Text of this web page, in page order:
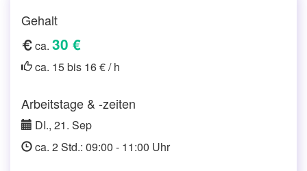
Gehalt
ca. 30 €
ca. 15 bis 16 € / h
Arbeitstage & -zeiten
DI., 21. Sep
ca. 2 Std.: 09:00 - 11:00 Uhr